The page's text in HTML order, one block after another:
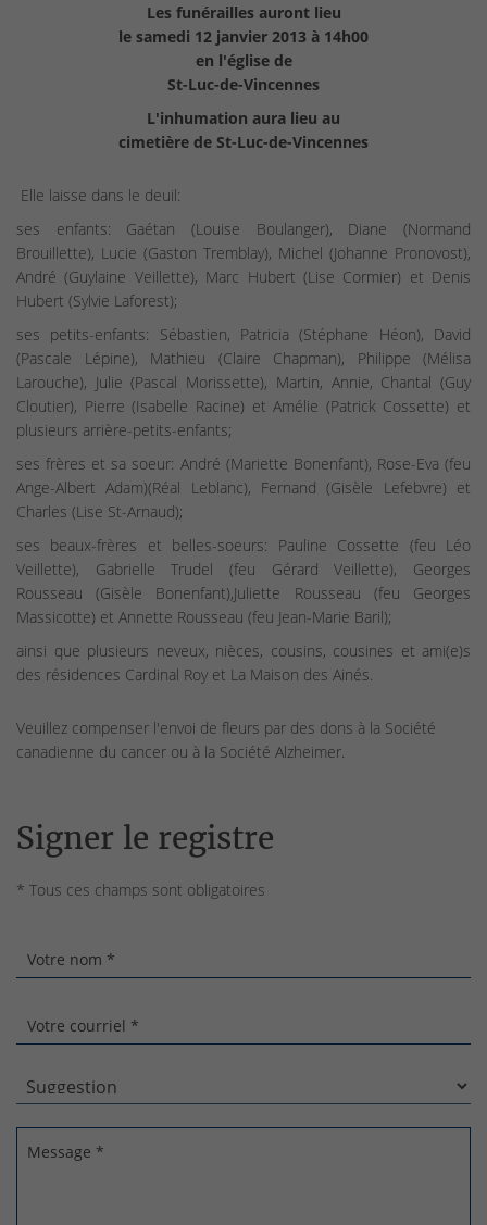
Les funérailles auront lieu
le samedi 12 janvier 2013 à 14h00
en l'église de
St-Luc-de-Vincennes
L'inhumation aura lieu au
cimetière de St-Luc-de-Vincennes
Elle laisse dans le deuil:
ses enfants: Gaétan (Louise Boulanger), Diane (Normand
Brouillette), Lucie (Gaston Tremblay), Michel (Johanne Pronovost),
André (Guylaine Veillette), Marc Hubert (Lise Cormier) et Denis
Hubert (Sylvie Laforest);
ses petits-enfants: Sébastien, Patricia (Stéphane Héon), David
(Pascale Lépine), Mathieu (Claire Chapman), Philippe (Mélisa
Larouche), Julie (Pascal Morissette), Martin, Annie, Chantal (Guy
Cloutier), Pierre (Isabelle Racine) et Amélie (Patrick Cossette) et
plusieurs arrière-petits-enfants;
ses frères et sa soeur: André (Mariette Bonenfant), Rose-Eva (feu
Ange-Albert Adam)(Réal Leblanc), Fernand (Gisèle Lefebvre) et
Charles (Lise St-Arnaud);
ses beaux-frères et belles-soeurs: Pauline Cossette (feu Léo
Veillette), Gabrielle Trudel (feu Gérard Veillette), Georges
Rousseau (Gisèle Bonenfant),Juliette Rousseau (feu Georges
Massicotte) et Annette Rousseau (feu Jean-Marie Baril);
ainsi que plusieurs neveux, nièces, cousins, cousines et ami(e)s
des résidences Cardinal Roy et La Maison des Ainés.
Veuillez compenser l'envoi de fleurs par des dons à la Société
canadienne du cancer ou à la Société Alzheimer.
Signer le registre
* Tous ces champs sont obligatoires
Votre nom *
Votre courriel *
Message *